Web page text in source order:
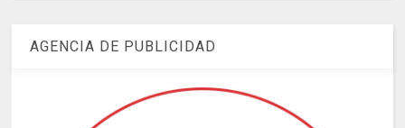
AGENCIA DE PUBLICIDAD